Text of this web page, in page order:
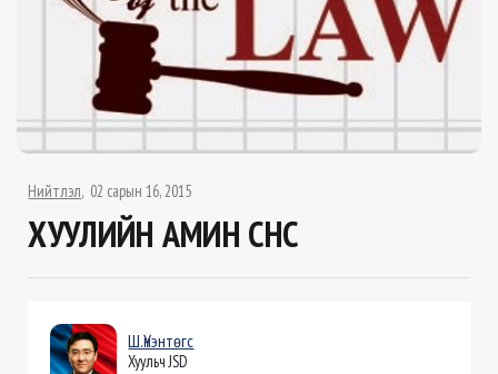
Нийтлэл 02 сарын 16, 2015
ХУУЛИЙН АМИН СҮНС
Ш.Үнэнтөгс
Хуульч JSD